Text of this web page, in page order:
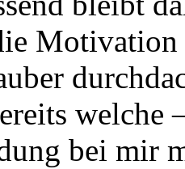
Motivation
welche
bei mir